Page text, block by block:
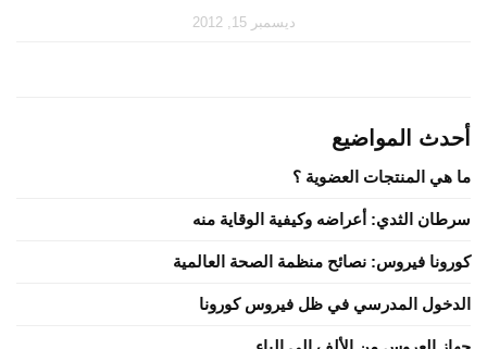
ديسمبر 15, 2012
أحدث المواضيع
ما هي المنتجات العضوية ؟
سرطان الثدي: أعراضه وكيفية الوقاية منه
كورونا فيروس: نصائح منظمة الصحة العالمية
الدخول المدرسي في ظل فيروس كورونا